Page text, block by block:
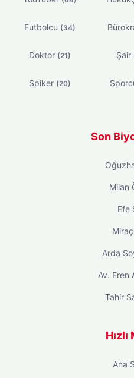
Futbolcu (34)
Doktor (21) Şair
Spiker (20)
Son
Milan
Efe
Miraç
Arda
Av. Eren
Tahir
Hızlı
Ana